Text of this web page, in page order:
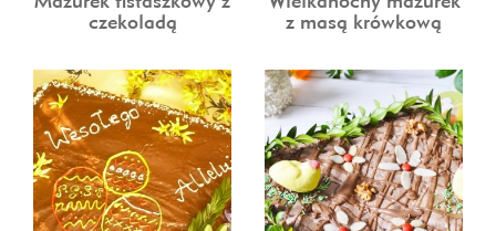
czekoladą
z masą krówkową